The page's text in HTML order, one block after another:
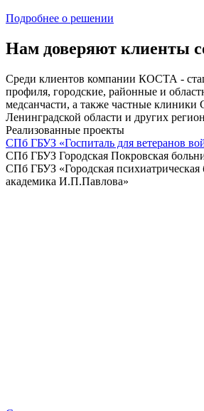
Подробнее о решении
Нам доверяют клиенты
Среди клиентов компании КОСТА -
профиля, городские, районные и
медсанчасти, а также частные клиники
Ленинградской области и других
Реализованные проекты
СПб ГБУЗ «Госпиталь для ветеранов
СПб ГБУЗ Городская Покровская
СПб ГБУЗ «Городская
академика И.П.Павлова»